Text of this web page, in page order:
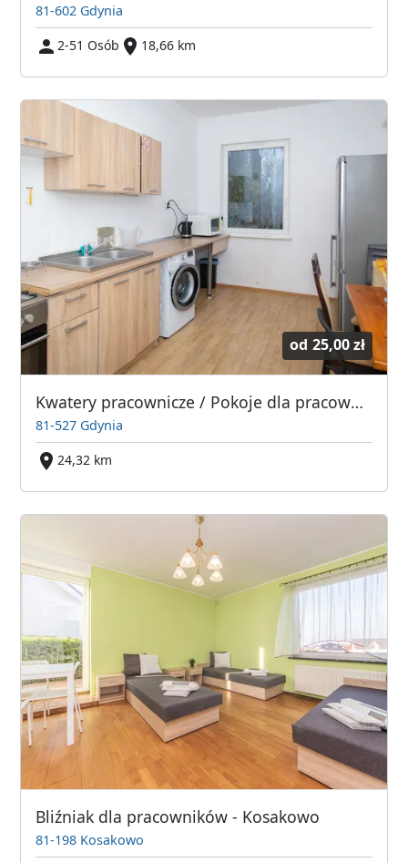
81-602 Gdynia
2-51 Osób
18,66 km
od 25,00 zł
Kwatery pracownicze / Pokoje dla pracowników - Gdynia/Gdańsk
81-527 Gdynia
24,32 km
Bliźniak dla pracowników - Kosakowo
81-198 Kosakowo